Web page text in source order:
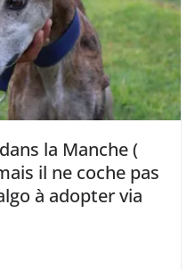
la Manche (
il ne coche pas
à adopter via